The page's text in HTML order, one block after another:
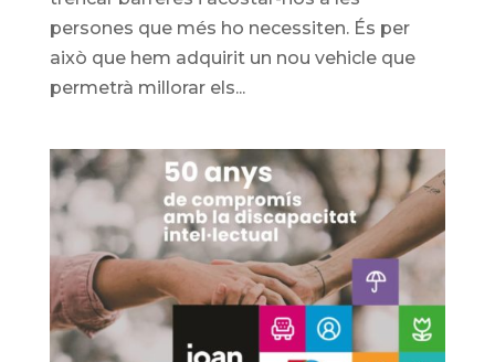
persones que més ho necessiten. És per
això que hem adquirit un nou vehicle que
permetrà millorar els...